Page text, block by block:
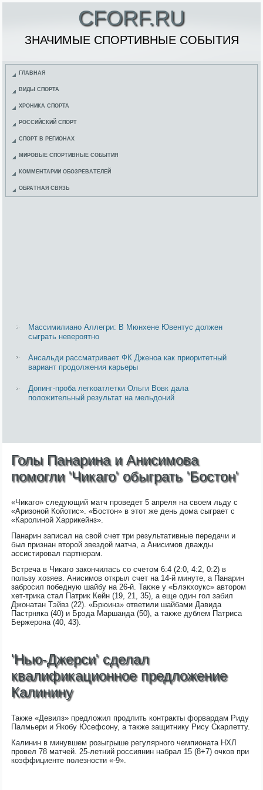
CFORF.RU
ЗНАЧИМЫЕ СПОРТИВНЫЕ СОБЫТИЯ
ГЛАВНАЯ
ВИДЫ СПОРТА
ХРОНИКА СПОРТА
РОССИЙСКИЙ СПОРТ
СПОРТ В РЕГИОНАХ
МИРОВЫЕ СПОРТИВНЫЕ СОБЫТИЯ
КОММЕНТАРИИ ОБОЗРЕВАТЕЛЕЙ
ОБРАТНАЯ СВЯЗЬ
Массимилиано Аллегри: В Мюнхене Ювентус должен
сыграть невероятно
Ансальди рассматривает ФК Дженоа как приоритетный
вариант продолжения карьеры
Допинг-проба легкоатлетки Ольги Вовк дала
положительный результат на мельдоний
Голы Панарина и Анисимова
помогли 'Чикаго' обыграть 'Бостон'
«Чикаго» следующий матч проведет 5 апреля на своем льду с
«Аризоной Койотис». «Бостон» в этот же день дома сыграет с
«Каролиной Харрикейнз».
Панарин записал на свой счет три результативные передачи и
был признан второй звездой матча, а Анисимов дважды
ассистировал партнерам.
Встреча в Чикаго закончилась со счетом 6:4 (2:0, 4:2, 0:2) в
пользу хозяев. Анисимов открыл счет на 14-й минуте, а Панарин
забросил победную шайбу на 26-й. Также у «Блэкхоукс» автором
хет-трика стал Патрик Кейн (19, 21, 35), а еще один гол забил
Джонатан Тэйвз (22). «Брюинз» ответили шайбами Давида
Пастрняка (40) и Брэда Маршанда (50), а также дублем Патриса
Бержерона (40, 43).
'Нью-Джерси' сделал
квалификационное предложение
Калинину
Также «Девилз» предложил продлить контракты форвардам Риду
Палмьери и Якобу Юсефсону, а также защитнику Рису Скарлетту.
Калинин в минувшем розыгрыше регулярного чемпионата НХЛ
провел 78 матчей. 25-летний россиянин набрал 15 (8+7) очков при
коэффициенте полезности «-9».